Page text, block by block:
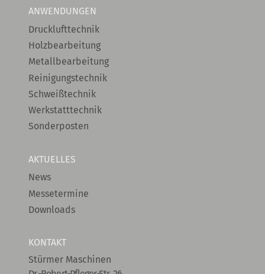
ANWENDUNGEN
Drucklufttechnik
Holzbearbeitung
Metallbearbeitung
Reinigungstechnik
Schweißtechnik
Werkstatttechnik
Sonderposten
AKTUELLES
News
Messetermine
Downloads
KONTAKT
Stürmer Maschinen